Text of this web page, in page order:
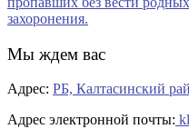
Мы ждем вас
Адрес: РБ, Калтасинский
Адрес электронной почты: